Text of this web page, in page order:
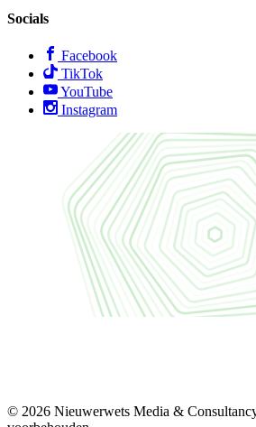
Socials
Facebook
TikTok
YouTube
Instagram
© 2026 Nieuwerwets Media &